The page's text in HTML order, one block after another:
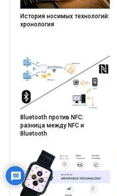
История носимых технологий:
хронология
Bluetooth против NFC:
разница между NFC и
Bluetooth